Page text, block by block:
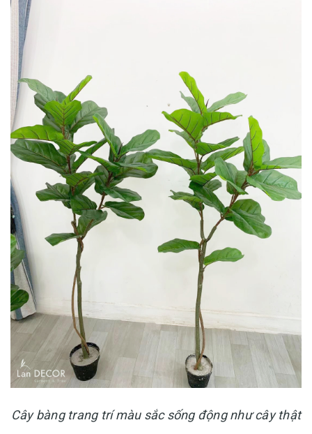
Cây bàng trang trí màu sắc sống động như cây thật